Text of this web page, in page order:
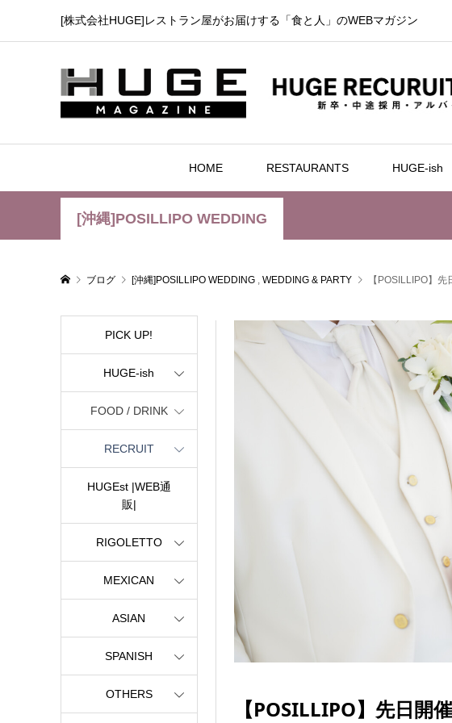
[株式会社HUGE]レストラン屋がお届けする「食と人」のWEBマガジン
HOME RESTAURANTS HUGE-ish
[沖縄]POSILLIPO WEDDING
ブログ [沖縄]POSILLIPO WEDDING , WEDDING & PARTY 【POSILLIPO】
【POSILLIPO】先日
PICK UP!
HUGE-ish
FOOD / DRINK
RECRUIT
HUGEst |WEB通
販|
RIGOLETTO
MEXICAN
ASIAN
SPANISH
OTHERS